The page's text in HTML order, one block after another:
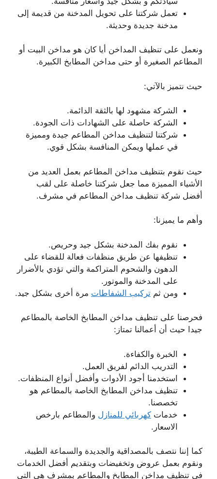
تعمل شركتنا على تحويل المدخنة من قديمة إلى
مدخنة جديدة وحديثة.
ونعمل على تنظيف المداخن أيا كان هو مداخن البيت أو
المطاعم الصغيرة أو حتى مداخن المطابخ الكبيرة.
حيث نتميز بالآتي:
الشركة مشهود لها بالثقة الدائمة.
الشركة حاصلة على الشهادات ذات الجودة.
شركتنا لتنظيف مداخن المطاعم جيدة ومميزة
في عملها ويمكن المنافسة بشكل قوي.
حيث نقوم بتنظيف مداخن المطاعم بعمل العديد من
الأشياء المميزة مما جعل شركتنا خاصلة على لقب
أفضل شركة تنظيف مداخن المطاعم في مشرف.
وأهم ما يميزنا:
نقوم بفك المدخنة بشكل جيد وحريص.
تنظيفها عن طريق منظفات فعالة للقضاء على
الدهون والشحوم المتراكمة والتي تؤدي بالأضرار
على المدخنة والموتور.
ومن ثم تركيب الشفاطات مرة أخرى بشكل جيد.
فحرصنا على تنظيف مداخن المطابخ الخاصة بالمطاعم
جيدا حيث أن أعمالنا تمتاز:
الخبرة والكفاءة.
التدريب الدائم لفريق العمل.
استخدمنا أجود الأدوات وأفضل أنواع المنظفات.
تنظيف مداخن المطابخ الخاصة بالمطاعم هو
تخصصنا.
خدمات كهربائي للمنازل والمطاعم بارخص
الاسعار.
كما إننا نتصف بالمصداقية والجديدة والسماعة الطيبة،
ونقوم بعمل عروض وتخفيضات وبتقديم أفضل الخدمات
في تنظيف مداخن المطابخ والمطاعم بمشرف هي التي